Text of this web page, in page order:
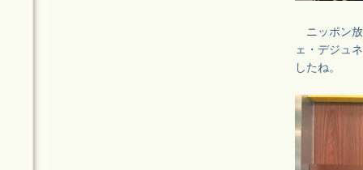
ニッポン放
ェ・デジュ
したね。